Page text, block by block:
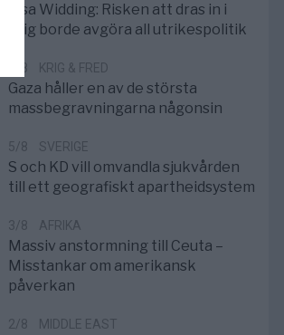
Elsa Widding: Risken att dras in i
krig borde avgöra all utrikespolitik
5/8 KRIG & FRED
Gaza håller en av de största
massbegravningarna någonsin
5/8 SVERIGE
S och KD vill omvandla sjukvården
till ett geografiskt apartheidsystem
3/8 AFRIKA
Massiv anstormning till Ceuta –
Misstankar om amerikansk
påverkan
2/8 MIDDLE EAST